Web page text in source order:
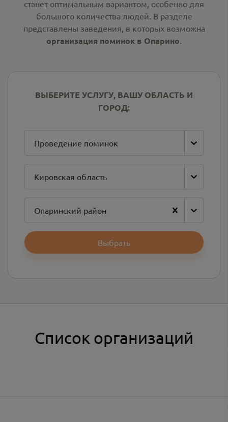
станет оптимальным вариантом, особенно для
большого количества людей. В разделе
представлены заведения, в которых возможна
организация поминок в Опарино.
ВЫБЕРИТЕ УСЛУГУ, ВАШУ ОБЛАСТЬ И
ГОРОД:
Проведение поминок
Кировская область
Опаринский район
Выбрать
Список организаций